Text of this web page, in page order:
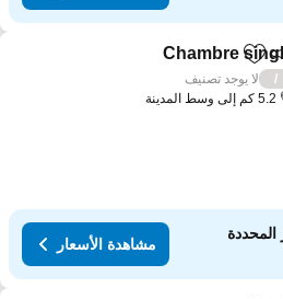
Add to favorites
Chambre
لا يوجد تصنيف
إلى وسط المدينة
مشاهدة الأسعار